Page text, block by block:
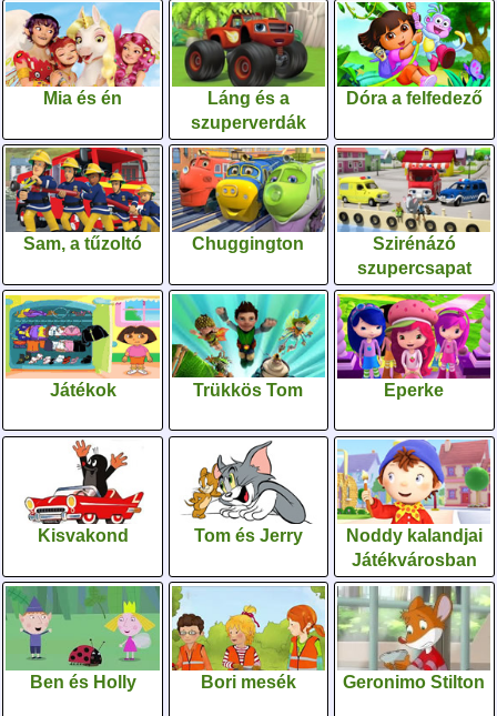
Mia és én
Láng és a
szuperverdák
Dóra a felfedező
Sam, a tűzoltó Chuggington
Szirénázó
szupercsapat
Játékok Trükkös Tom Eperke
Kisvakond Tom és Jerry
Noddy kalandjai
Játékvárosban
Ben és Holly Bori mesék Geronimo Stilton